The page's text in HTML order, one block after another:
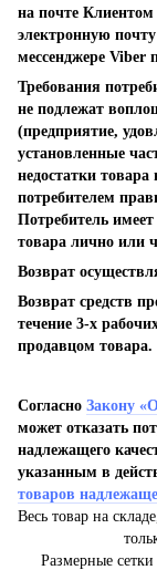
на почте
электронную почту
мессенджере Viber
Требования
не подлежат
(предприятие,
установленные
недостатки
потребителем
Потребитель
товара лично или
Возврат
Возврат средств
течение 3-х
продавцом товара.
Согласно Закону
может отказать
надлежащего
указанным в
товаров
Весь товар на
Размерные